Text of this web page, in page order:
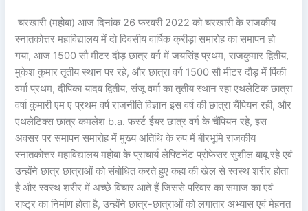
चरखारी (महोबा) आज दिनांक 26 फरवरी 2022 को चरखारी के राजकीय
स्नातकोत्तर महाविद्यालय में दो दिवसीय वार्षिक क्रीड़ा समारोह का समापन हो
गया, आज 1500 सौ मीटर दौड़ छात्र वर्ग में जयसिंह प्रथम, राजकुमार द्वितीय,
मुकेश कुमार तृतीय स्थान पर रहे, और छात्रा वर्ग 1500 सौ मीटर दौड़ में पिंकी
वर्मा प्रथम, दीपिका यादव द्वितीय, संजू वर्मा का तृतीय स्थान रहा एथलेटिक छात्रा
वर्षा कुमारी एम ए प्रथम वर्ष राजनीति विज्ञान इस वर्ष की छात्रा चैंपियन रही, और
एथलेटिक्स छात्र कमलेश b.a. फर्स्ट ईयर छात्र वर्ग के चैंपियन रहे, इस
अवसर पर समापन समारोह में मुख्य अतिथि के रुप में बीरभूमि राजकीय
स्नातकोत्तर महाविद्यालय महोबा के प्राचार्य लेफ्टिनेंट प्रोफेसर सुशील बाबू रहे एवं
उन्होंने छात्र छात्राओं को संबोधित करते हुए कहा की खेल से स्वस्थ शरीर होता
है और स्वस्थ शरीर में अच्छे विचार आते हैं जिससे परिवार का समाज का एवं
राष्ट्र का निर्माण होता है, उन्होंने छात्र-छात्राओं को लगातार अभ्यास एवं मेहनत